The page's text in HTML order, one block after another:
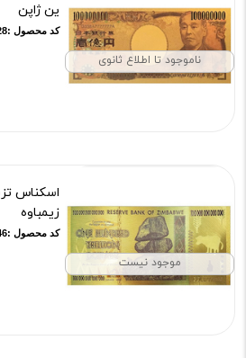
ناموجود تا اطلاع ثانوی
ین ژاپن
کد محصول :7528
موجود نیست
زیمباوه
کد محصول :7546